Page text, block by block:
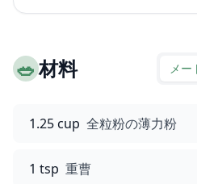
🥗材料 メー
1.25 cup 全粒粉の薄力粉
1 tsp 重曹